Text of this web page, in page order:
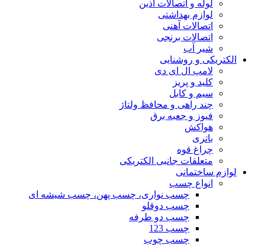
لوله و اتصالات آذین
لوازم بهداشتی
اتصالات آهنی
اتصالات برنجی
شیر آب
الکتریکی و روشنایی
لامپ ال ای دی
کلید و پریز
سیم و کابل
چند راهی و محافظ ولتاژ
فیوز و جعبه برق
هواکش
باتری
چراغ قوه
متعلقات جانبی الکتریکی
لوازم ساختمانی
انواع چسب
چسب نواری، چسب پهن، چسب شیشه ای
چسب دوقلو
چسب دو طرفه
چسب 123
چسب چوب